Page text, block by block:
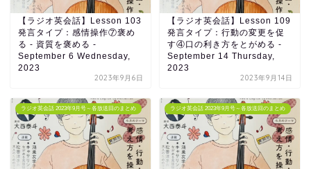
【ラジオ英会話】Lesson 103
発言タイプ：感情操作⑦褒め
る - 資質を褒める -
September 6 Wednesday,
2023
2023年9月6日
【ラジオ英会話】Lesson 109
発言タイプ：行動の変更を促
す④口の利き方をとがめる -
September 14 Thursday,
2023
2023年9月14日
ラジオ英会話 2023年9月号～各放送回のまとめ ラジオ英会話 2023年9月号～各放送回のまとめ